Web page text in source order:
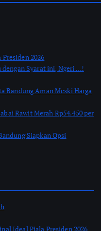
2026
dengan Syarat ini, Ngeri …!
Bandung Aman Meski Harga
Rawit Merah Rp54.450 per
Siapkan Opsi
Ideal Piala Presiden 2026